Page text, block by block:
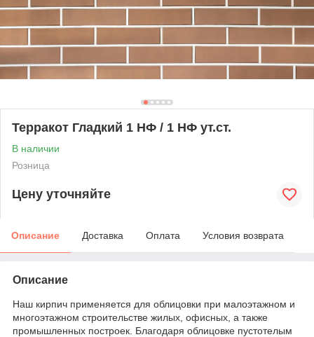
Терракот Гладкий 1 НФ / 1 НФ ут.ст.
В наличии
Розница
Цену уточняйте
Описание Доставка Оплата Условия возврата
Описание
Наш кирпич применяется для облицовки при малоэтажном и
многоэтажном строительстве жилых, офисных, а также
промышленных построек. Благодаря облицовке пустотелым